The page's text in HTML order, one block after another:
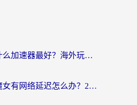
打王牌战士用什么加速器最好？海外玩家的终极选择指南
国外打复苏的魔女有网络延迟怎么办？2026海外玩家国服游戏加速全攻略